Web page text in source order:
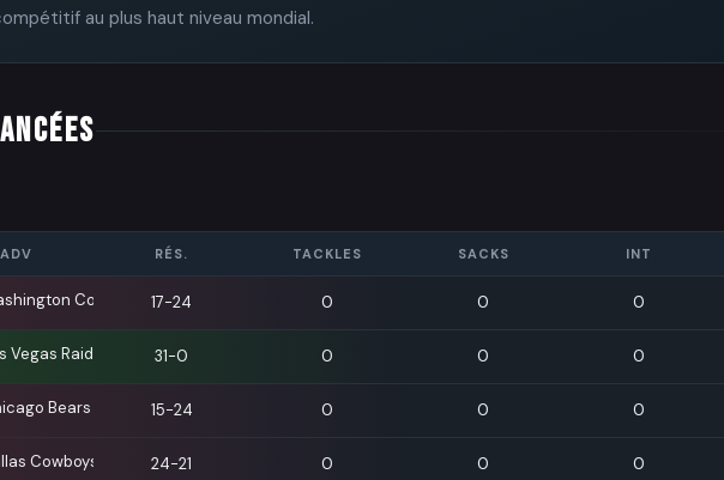
au plus haut niveau mondial.
ADV RÉS. TACKLES SACKS INT
Commanders
17-24 0 0 0
Vegas Raiders 31-0 0 0 0
Bears 15-24 0 0 0
Cowboys 24-21 0 0 0